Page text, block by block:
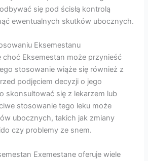
się pod ścisłą kontrolą
ewentualnych skutków ubocznych.
Eksemestanu
choć Eksemestan może przynieść
stosowanie wiąże się również z
podjęciem decyzji o jego
skonsultować się z lekarzem lub
stosowanie tego leku może
ubocznych, takich jak zmiany
czy problemy ze snem.
Exemestane oferuje wiele